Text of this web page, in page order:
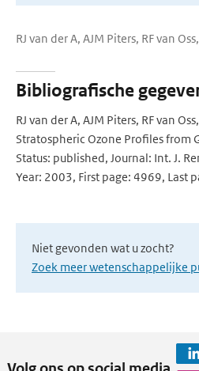
RJ van der A, AJM Piters, RF van
Bibliografische
RJ van der A, AJM Piters, RF van
Stratospheric Ozone Profiles from
Status: published, Journal: Int. J.
Year: 2003, First page: 4969, Last
Niet gevonden wat u zocht?
Zoek meer wetenschappelijke